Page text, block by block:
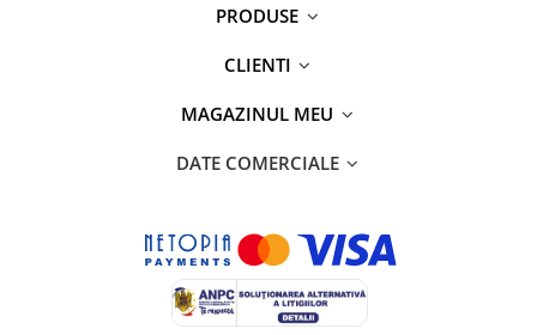
PRODUSE
CLIENTI
MAGAZINUL MEU
DATE COMERCIALE